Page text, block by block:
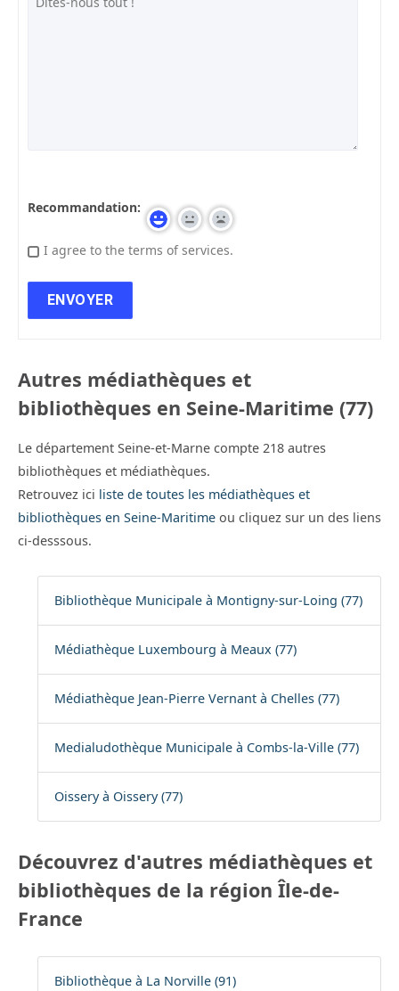
Recommandation:
I agree to the terms of services.
Autres médiathèques et
bibliothèques en Seine-Maritime (77)
Le département Seine-et-Marne compte 218 autres
bibliothèques et médiathèques.
Retrouvez ici liste de toutes les médiathèques et
bibliothèques en Seine-Maritime ou cliquez sur un des liens
ci-desssous.
Bibliothèque Municipale à Montigny-sur-Loing (77)
Médiathèque Luxembourg à Meaux (77)
Médiathèque Jean-Pierre Vernant à Chelles (77)
Medialudothèque Municipale à Combs-la-Ville (77)
Oissery à Oissery (77)
Découvrez d'autres médiathèques et
bibliothèques de la région Île-de-
France
Bibliothèque à La Norville (91)